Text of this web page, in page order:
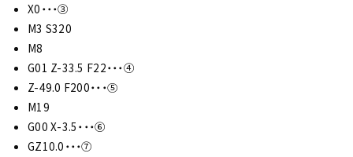
X0・・・③
M3 S320
M8
G01 Z-33.5 F22・・・④
Z-49.0 F200・・・⑤
M19
G00 X-3.5・・・⑥
GZ10.0・・・⑦